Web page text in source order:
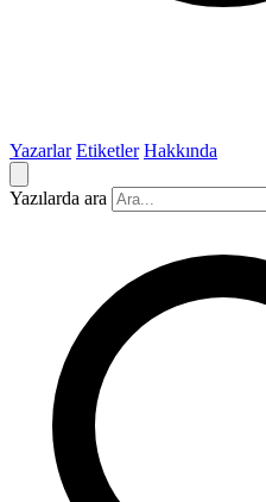
Yazarlar Etiketler Hakkında
Yazılarda ara